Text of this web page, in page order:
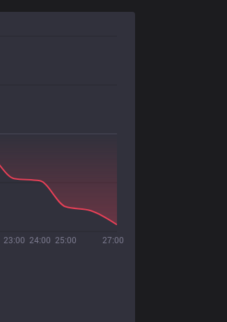
23:00 24:00 25:00 27:00